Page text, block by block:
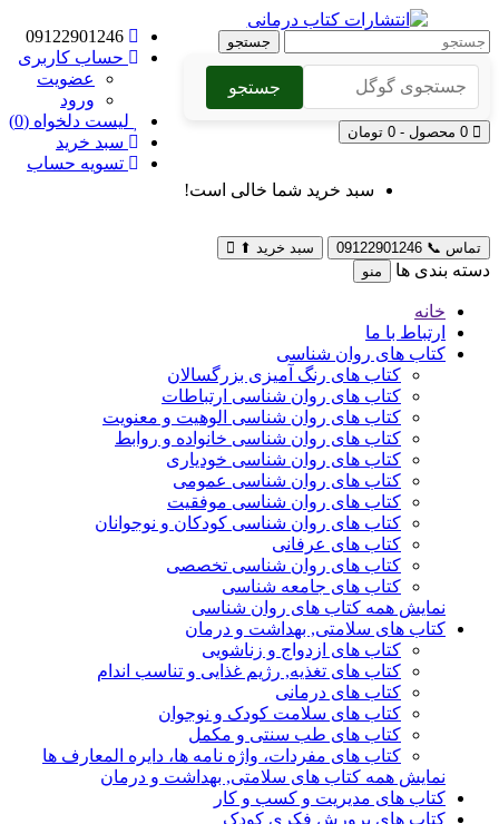
09122901246
حساب کاربری
عضویت
ورود
لیست دلخواه (0)
سبد خرید
تسویه حساب
جستجو
جستجو
0 محصول - 0 تومان
سبد خرید شما خالی است!
تماس 📞
09122901246 سبد خرید ⬆
دسته بندی ها منو
خانه
ارتباط با ما
کتاب های روان شناسی
کتاب های رنگ آمیزی بزرگسالان
کتاب های روان شناسی ارتباطات
کتاب های روان شناسی الوهیت و معنویت
کتاب های روان شناسی خانواده و روابط
کتاب های روان شناسی خودیاری
کتاب های روان شناسی عمومی
کتاب های روان شناسی موفقیت
کتاب های روان شناسی کودکان و نوجوانان
کتاب های عرفانی
کتاب های روان شناسی تخصصی
کتاب های جامعه شناسی
نمایش همه کتاب های روان شناسی
کتاب های سلامتی, بهداشت و درمان
کتاب های ازدواج و زناشویی
کتاب های تغذیه, رژیم غذایی و تناسب اندام
کتاب های درمانی
کتاب های سلامت کودک و نوجوان
کتاب های طب سنتی و مکمل
کتاب های مفردات، واژه نامه ها، دایره المعارف ها
نمایش همه کتاب های سلامتی, بهداشت و درمان
کتاب های مدیریت و کسب و کار
کتاب های پرورش فکری کودک